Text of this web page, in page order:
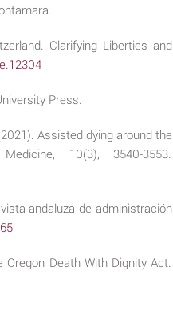
Clarifying Liberties and
Press.
Assisted dying around the
10(3), 3540-3553.
andaluza de administración
Death With Dignity Act.